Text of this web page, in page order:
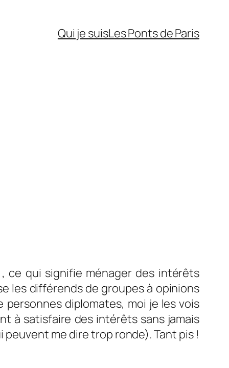
Qui je suisLes Ponts de Paris
ce qui signifie ménager des intérêts
les différends de groupes à opinions
diplomates, moi je les vois
à satisfaire des intérêts sans jamais
me dire trop ronde). Tant pis !